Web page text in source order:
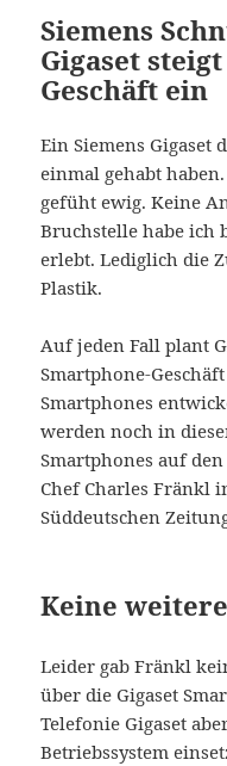
Siemens
Gigaset
Geschäft ein
Ein Siemens Gigaset
einmal gehabt
gefüht ewig. Keine
Bruchstelle habe ich
erlebt. Lediglich die
Plastik.
Auf jeden Fall plant
Smartphone-
Smartphones
werden noch in
Smartphones auf
Chef Charles Fränkl
Süddeutschen
Keine
Leider gab Fränkl
über die Gigaset
Telefonie Gigaset
Betriebssystem